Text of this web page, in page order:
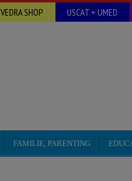
VEDRA SHOP USCAT + UMED
FAMILIE, PARENTING